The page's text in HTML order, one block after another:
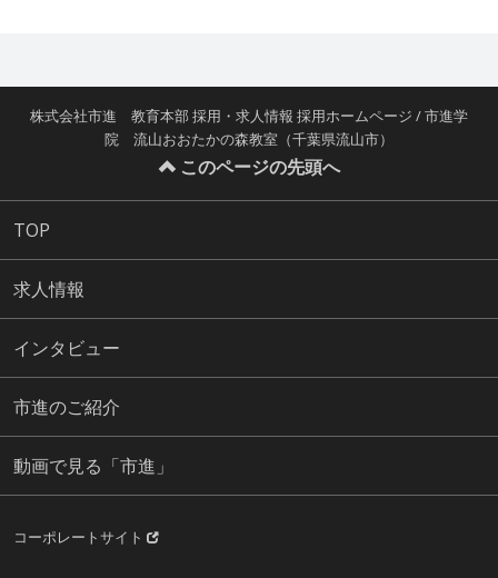
株式会社市進 教育本部 採用・求人情報 採用ホームページ / 市進学
院 流山おおたかの森教室（千葉県流山市）
このページの先頭へ
TOP
求人情報
インタビュー
市進のご紹介
動画で見る「市進」
コーポレートサイト